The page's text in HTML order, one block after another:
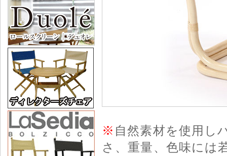
※ 自然素材を使用し
さ、重量、色味には